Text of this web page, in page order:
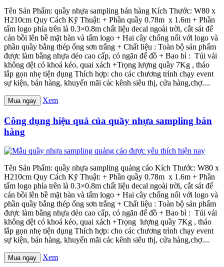
Tên Sản Phẩm: quầy nhựa sampling bán hàng Kích Thước: W80 x
H210cm Quy Cách Kỹ Thuật: + Phần quầy 0.78m x 1.6m + Phần
tấm logo phía trên là 0.3×0.8m chất liệu decal ngoài trời, cắt sát để
cán bồi lên bề mặt bàn và tấm logo + Hai cây chống nối với logo và
phần quầy bằng thép ống sơn trắng + Chất liệu : Toàn bộ sản phẩm
được làm bằng nhựa dẻo cao cấp, có ngăn để đồ + Bao bì : Túi vải
không dệt có khoá kéo, quai xách +Trọng lượng quầy 7Kg , tháo
lắp gọn nhẹ tiện dụng Thích hợp: cho các chương trình chạy event
sự kiện, bán hàng, khuyến mãi các kênh siêu thị, cửa hàng,chợ....
Mua ngay Xem
Công dụng hiệu quả của quầy nhựa sampling bán
hàng
Tên Sản Phẩm: quầy nhựa sampling quảng cáo Kích Thước: W80 x
H210cm Quy Cách Kỹ Thuật: + Phần quầy 0.78m x 1.6m + Phần
tấm logo phía trên là 0.3×0.8m chất liệu decal ngoài trời, cắt sát để
cán bồi lên bề mặt bàn và tấm logo + Hai cây chống nối với logo và
phần quầy bằng thép ống sơn trắng + Chất liệu : Toàn bộ sản phẩm
được làm bằng nhựa dẻo cao cấp, có ngăn để đồ + Bao bì : Túi vải
không dệt có khoá kéo, quai xách +Trọng lượng quầy 7Kg , tháo
lắp gọn nhẹ tiện dụng Thích hợp: cho các chương trình chạy event
sự kiện, bán hàng, khuyến mãi các kênh siêu thị, cửa hàng,chợ....
Mua ngay Xem